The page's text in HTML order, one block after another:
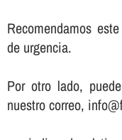
Recomendamos
de urgencia.
Por otro lado,
nuestro correo,